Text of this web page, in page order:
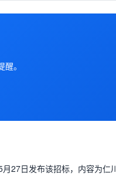
。
27日发布该招标，内容为